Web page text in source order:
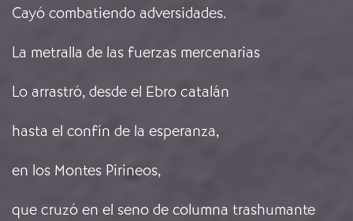
Cayó combatiendo adversidades.
La metralla de las fuerzas mercenarias
Lo arrastró, desde el Ebro catalán
hasta el confín de la esperanza,
en los Montes Pirineos,
que cruzó en el seno de columna trashumante